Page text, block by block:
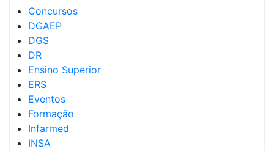
Concursos
DGAEP
DGS
DR
Ensino Superior
ERS
Eventos
Formação
Infarmed
INSA